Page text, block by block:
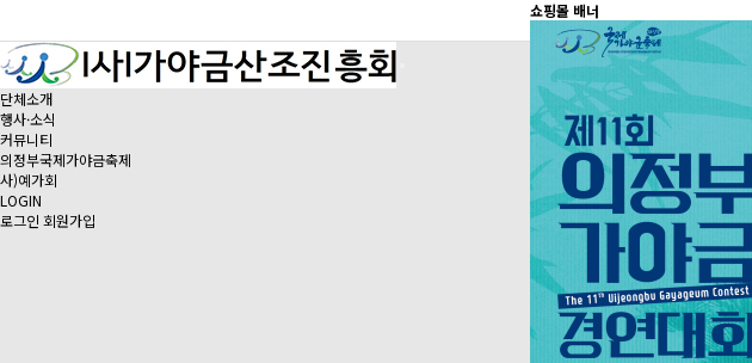
단체소개
행사·소식
커뮤니티
의정부국제가야금축제
사)예가회
LOGIN
로그인 회원가입
쇼핑몰 배너